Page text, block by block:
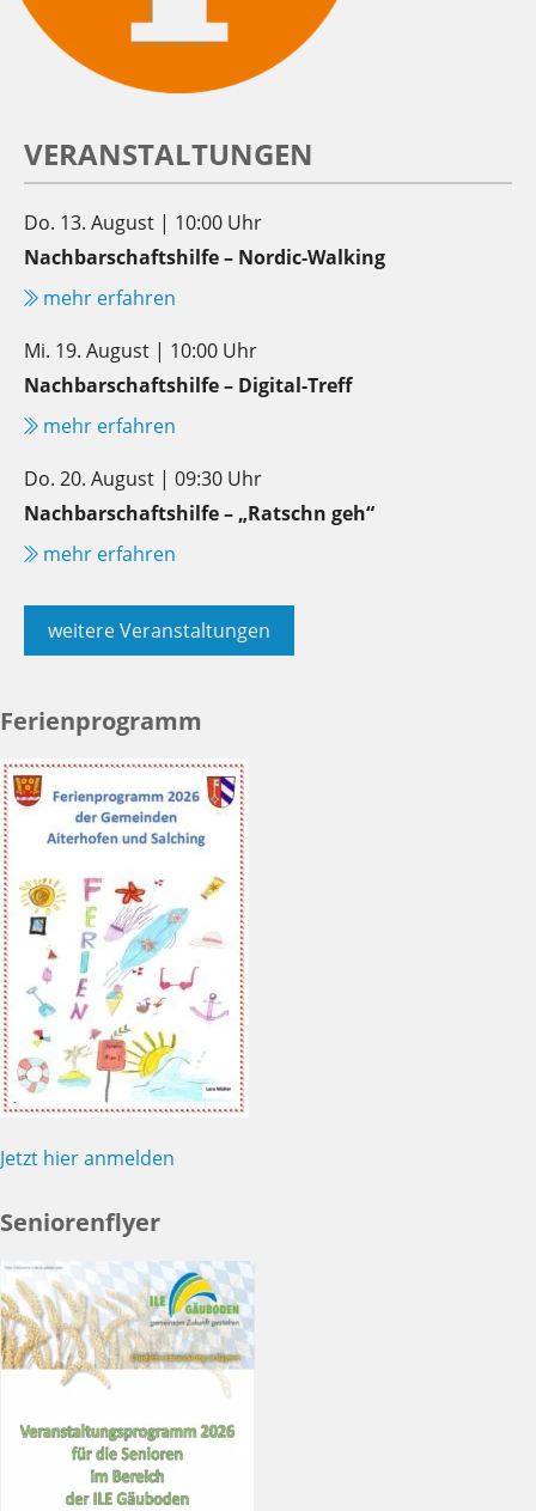
VERANSTALTUNGEN
Do. 13. August | 10:00 Uhr
Nachbarschaftshilfe – Nordic-Walking
mehr erfahren
Mi. 19. August | 10:00 Uhr
Nachbarschaftshilfe – Digital-Treff
mehr erfahren
Do. 20. August | 09:30 Uhr
Nachbarschaftshilfe – „Ratschn geh“
mehr erfahren
weitere Veranstaltungen
Ferienprogramm
Jetzt hier anmelden
Seniorenflyer